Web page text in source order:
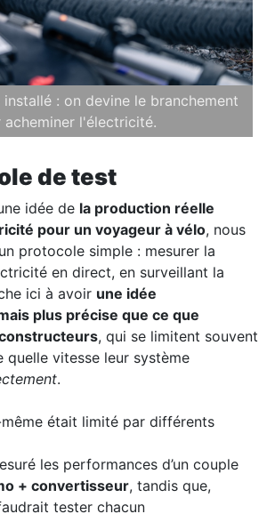
: on devine le branchement
acheminer l'électricité.
de test
idée de la production réelle
pour un voyageur à vélo, nous
protocole simple : mesurer la
en direct, en surveillant la
ici à avoir une idée
plus précise que ce que
, qui se limitent souvent
vitesse leur système
.
était limité par différents
les performances d’un couple
+ convertisseur, tandis que,
tester chacun